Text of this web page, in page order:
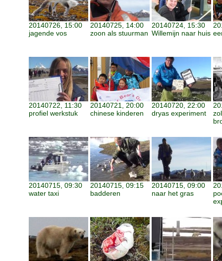
20140726, 15:00
jagende vos
20140725, 14:00
zoon als stuurman
20140724, 15:30
Willemijn naar huis
20140722, 11:30
profiel werkstuk
20140721, 20:00
chinese kinderen
20140720, 22:00
dryas experiment
20140715, 09:30
water taxi
20140715, 09:15
badderen
20140715, 09:00
naar het gras